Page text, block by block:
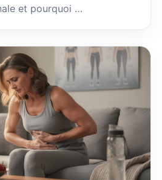
et pourquoi …